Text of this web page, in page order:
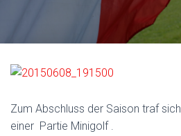
Zum Abschluss der Saison traf
einer Partie Minigolf .